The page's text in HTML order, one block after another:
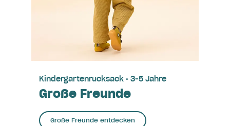
Kindergartenrucksack • 3-5 Jahre
Große Freunde
Große Freunde entdecken